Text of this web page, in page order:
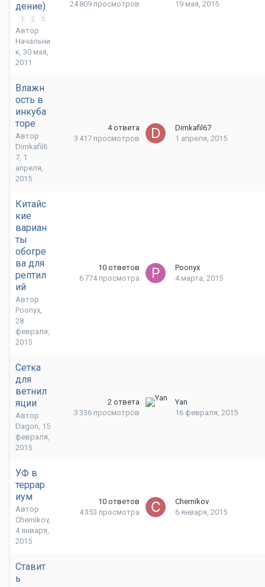
дение)
1 2 3
Автор
Начальни
к, 30 мая,
2011
24 809 просмотров 19 мая, 2015
Влажн
ость в
инкуба
торе
Автор
Dimkafil6
7, 1
апреля,
2015
4 ответа
3 417 просмотров
Dimkafil67
1 апреля, 2015
Китайс
кие
вариан
ты
обогре
ва для
рептил
ий
Автор
Poonyx,
28
февраля,
2015
10 ответов
6 774 просмотра
Poonyx
4 марта, 2015
Сетка
для
ветнил
яции
Автор
Dagon, 15
февраля,
2015
2 ответа
3 336 просмотров
Yan
16 февраля, 2015
УФ в
террар
иум
Автор
Chernikov,
4 января,
2015
10 ответов
4 353 просмотра
Chernikov
6 января, 2015
Ставит
ь